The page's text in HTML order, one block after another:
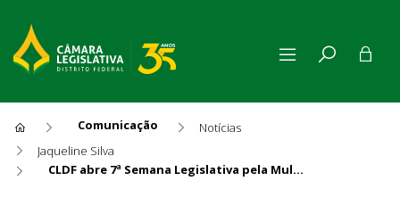
Comunicação
Notícias
Jaqueline Silva
CLDF abre 7ª Semana Legislativa pela Mulher com foco em representatividade política